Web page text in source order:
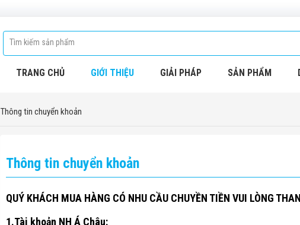
TRANG CHỦ GIỚI THIỆU GIẢI PHÁP SẢN PHẨM
Thông tin chuyển khoản
Thông tin chuyển khoản
QUÝ KHÁCH MUA HÀNG CÓ NHU CẦU CHUYỀN TIỀN VUI LÒNG
1.Tài khoản NH Á Châu: